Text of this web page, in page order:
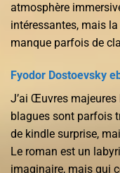
atmosphère
intéressantes, mais
manque parfois de
Fyodor Dostoevsky
J’ai Œuvres majeures
blagues sont parfois
de kindle surprise,
Le roman est un
imaginaire, mais qui